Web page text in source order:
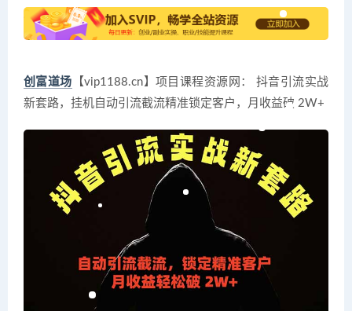
创富道场 【vip1188.cn】项目课程资源网： 抖音引流实战
新套路，挂机自动引流截流精准锁定客户，月收益破 2W+